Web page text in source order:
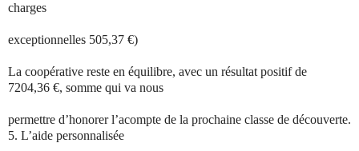
charges
exceptionnelles 505,37 €)
La coopérative reste en équilibre, avec un résultat positif de
7204,36 €, somme qui va nous
permettre d’honorer l’acompte de la prochaine classe de découverte.
5. L’aide personnalisée